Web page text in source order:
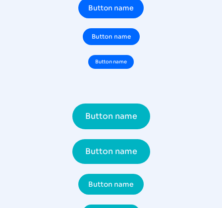
Button name
Button name
Button name
Button name
Button name
Button name